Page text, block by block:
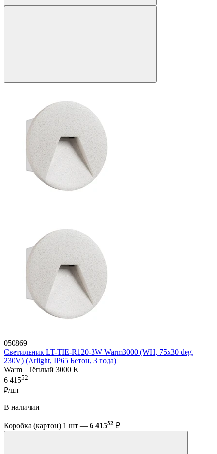
050869
Светильник LT-TIE-R120-3W Warm3000 (WH, 75x30 deg,
230V) (Arlight, IP65 Бетон, 3 года)
Warm | Тёплый 3000 K
6 41552
₽/шт
В наличии
Коробка (картон) 1 шт — 6 41552 ₽